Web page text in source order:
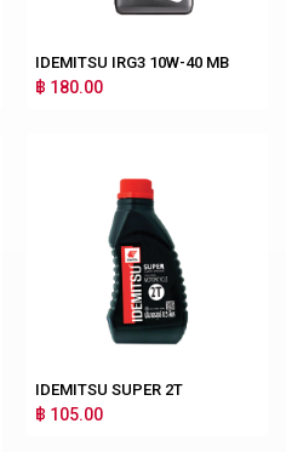
IDEMITSU IRG3 10W-40 MB
฿ 180.00
IDEMITSU SUPER 2T
฿ 105.00